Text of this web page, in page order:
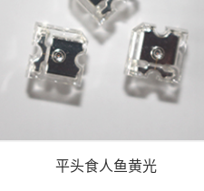
平头食人鱼黄光